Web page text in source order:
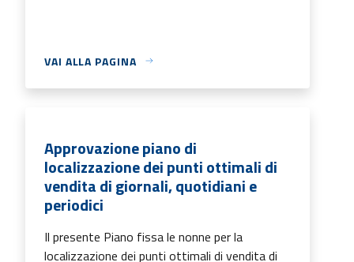
VAI ALLA PAGINA
Approvazione piano di
localizzazione dei punti ottimali di
vendita di giornali, quotidiani e
periodici
Il presente Piano fissa le nonne per la
localizzazione dei punti ottimali di vendita di